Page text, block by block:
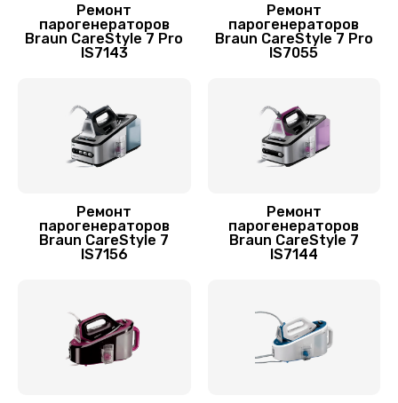
700 руб.
Замена клапана давления
Профилактическая чистка
550 руб.
Ремонт
парогенераторов
Braun CareStyle 7 Pro
IS7143
Ремонт
парогенераторов
Braun CareStyle 7 Pro
IS7055
Ремонт
парогенераторов
Braun CareStyle 7
IS7156
Ремонт
парогенераторов
Braun CareStyle 7
IS7144